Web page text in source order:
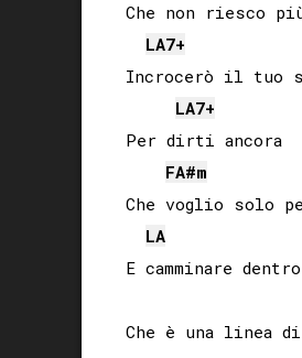
Che non riesco
LA7+
Incrocerò il tuo
LA7+
Per dirti ancora
FA#m
Che voglio solo
LA
E camminare
Che è una linea